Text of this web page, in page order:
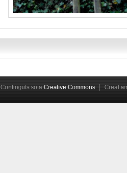
Continguts sota Creative Commons Creat